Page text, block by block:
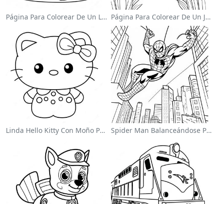
Página Para Colorear De Un Lindo Conejo De Pascua Página Para Colorear De Un Jardín De Flores Coloridas
Linda Hello Kitty Con Moño Para Colorear Spider Man Balanceándose Por La Ciudad Para Colorear